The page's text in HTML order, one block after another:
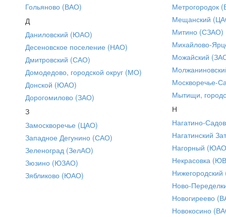
Гольяново (ВАО)
Д
Даниловский (ЮАО)
Десеновское поселение (НАО)
Дмитровский (САО)
Домодедово, городской округ (МО)
Донской (ЮАО)
Дорогомилово (ЗАО)
З
Замоскворечье (ЦАО)
Западное Дегунино (САО)
Зеленоград (ЗелАО)
Зюзино (ЮЗАО)
Зябликово (ЮАО)
Метрогородок
Мещанский
Митино (СЗАО)
Михайлово-
Можайский
Москворечье-
Мытищи,
Н
Нагатино-
Нагатинский
Нагорный
Некрасовка
Ново-
Новогиреево
Новокосино